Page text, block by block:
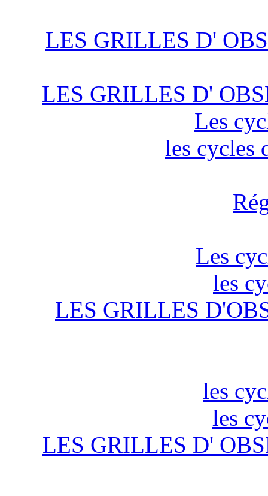
LES GRILLES D'
LES GRILLES D'
Les
les cycles
Les
les
LES GRILLES
les
les
LES GRILLES D'